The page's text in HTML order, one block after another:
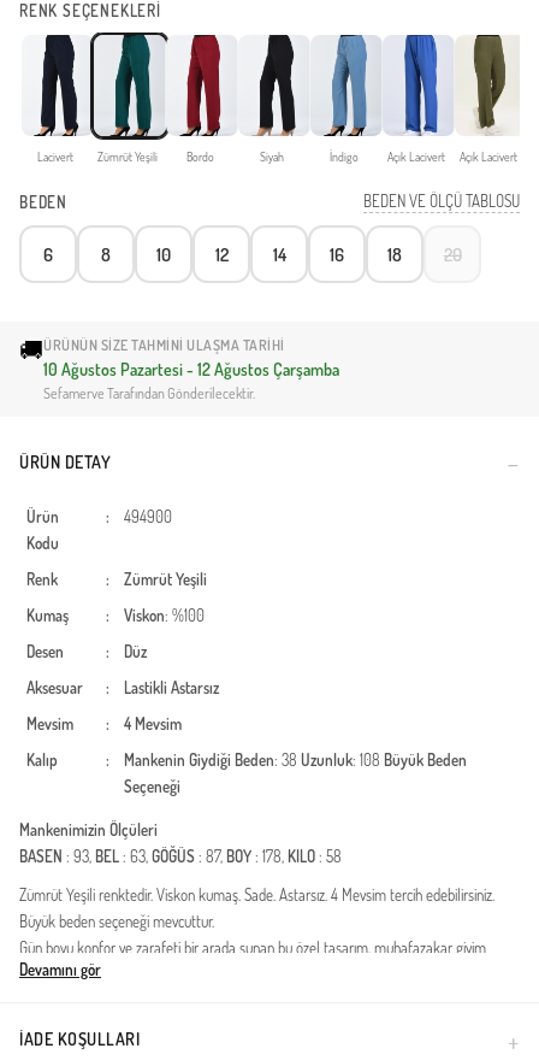
RENK SEÇENEKLERİ
Lacivert Zümrüt Yeşili Bordo Siyah İndigo Açık Lacivert Açık Lacivert
BEDEN BEDEN VE ÖLÇÜ TABLOSU
6 8 10 12 14 16 18 20
🚚ÜRÜNÜN SIZE TAHMINI ULAŞMA TARIHI
10 Ağustos Pazartesi - 12 Ağustos Çarşamba
Sefamerve Tarafından Gönderilecektir.
ÜRÜN DETAY
Ürün
Kodu
: 494900
Renk :
Zümrüt Yeşili
Kumaş
: Viskon: %100
Desen
:
Düz
Aksesuar
: Lastikli Astarsız
Mevsim
:
4 Mevsim
Kalıp
: Mankenin Giydiği Beden: 38 Uzunluk: 108 Büyük Beden
Seçeneği
Mankenimizin Ölçüleri
BASEN : 93, BEL: 63,GÖĞÜS: 87, BOY: 178, KILO: 58
Zümrüt Yeşili renktedir. Viskon kumaş. Sade. Astarsız. 4 Mevsim tercih edebilirsiniz.
Büyük beden seçeneği mevcuttur.
Gün boyu konfor ve zarafeti bir arada sunan bu özel tasarım, muhafazakar giyim
tarzını benimseyen kadınlar için gardıropların vazgeçilmez bir parçası olmaya adaydır.
ferah kalmasını sağlar.Kumaş Özelliği: %100 yüksek kalite viskon liflerinden
üretilmiştir, terletme yapmaz.Kalıp ve Kesim: Geniş paça ve rahat kesimi ile vücut
Devamını gör
İADE KOŞULLARI